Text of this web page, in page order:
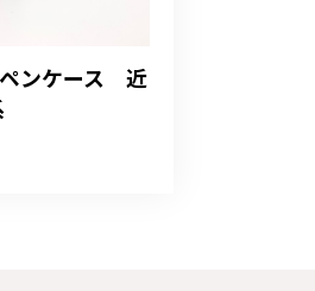
ンケース 近